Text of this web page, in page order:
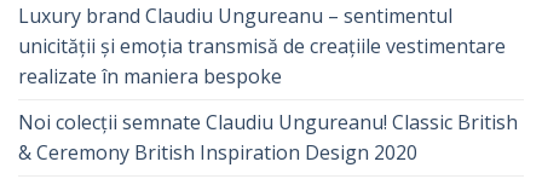
Luxury brand Claudiu Ungureanu – sentimentul
unicității și emoția transmisă de creațiile vestimentare
realizate în maniera bespoke
Noi colecții semnate Claudiu Ungureanu! Classic British
& Ceremony British Inspiration Design 2020